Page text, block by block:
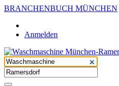
BRANCHENBUCH MÜNCHEN
Anmelden